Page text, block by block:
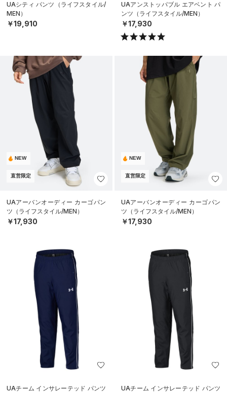
UAシティ パンツ（ライフスタイル/
MEN）
￥19,910
UAアンストッパブル エアベント パ
ンツ（ライフスタイル/MEN）
￥17,930
NEW
直営限定
UAアーバンオーディー カーゴパン
ツ（ライフスタイル/MEN）
￥17,930
NEW
直営限定
UAアーバンオーディー カーゴパン
ツ（ライフスタイル/MEN）
￥17,930
UAチーム インサレーテッド パンツ
UAチーム インサレーテッド パンツ